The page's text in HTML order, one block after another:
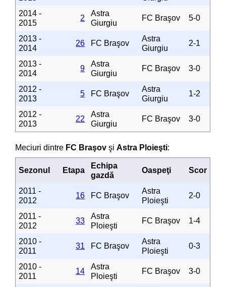
2014 -
2015
2
Astra
Giurgiu
FC Braşov 5-0
2013 -
2014
26 FC Braşov
Astra
Giurgiu
2-1
2013 -
2014
9
Astra
Giurgiu
FC Braşov 3-0
2012 -
2013
5 FC Braşov
Astra
Giurgiu
1-2
2012 -
2013
22
Astra
Giurgiu
FC Braşov 3-0
Meciuri dintre FC Braşov şiAstra Ploieşti:
Sezonul Etapa
Echipa
gazdă
Oaspeţi Scor
2011 -
2012
16 FC Braşov
Astra
Ploieşti
2-0
2011 -
2012
33
Astra
Ploieşti
FC Braşov 1-4
2010 -
2011
31 FC Braşov
Astra
Ploieşti
0-3
2010 -
2011
14
Astra
Ploieşti
FC Braşov 3-0